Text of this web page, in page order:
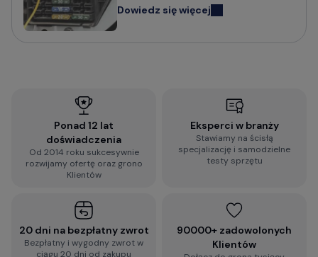
Dowiedz się więcej
Ponad 12 lat
doświadczenia
Od 2014 roku sukcesywnie
rozwijamy ofertę oraz grono
Klientów
Eksperci w branży
Stawiamy na ścisłą
specjalizację i samodzielne
testy sprzętu
20 dni na bezpłatny zwrot
Bezpłatny i wygodny zwrot w
ciągu 20 dni od zakupu
90000+ zadowolonych
Klientów